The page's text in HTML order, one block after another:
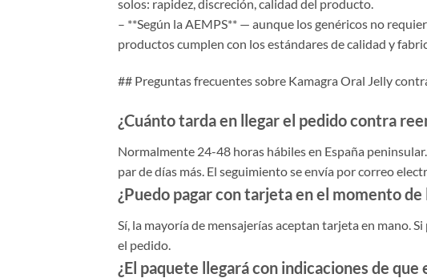
solos: rapidez, discreción, calidad del producto.
– **Según la AEMPS** — aunque los genéricos no
productos cumplen con los estándares de calidad y
## Preguntas frecuentes sobre Kamagra Oral Jelly
¿Cuánto tarda en llegar el pedido contra
Normalmente 24-48 horas hábiles en España
par de días más. El seguimiento se envía por correo
¿Puedo pagar con tarjeta en el momento de
Sí, la mayoría de mensajerías aceptan tarjeta en mano.
el pedido.
¿El paquete llegará con indicaciones de